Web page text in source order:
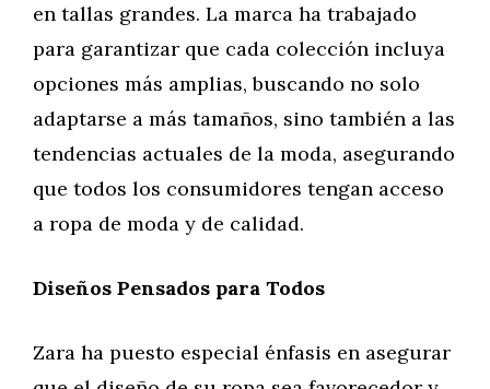
en tallas grandes. La marca ha trabajado
para garantizar que cada colección incluya
opciones más amplias, buscando no solo
adaptarse a más tamaños, sino también a las
tendencias actuales de la moda, asegurando
que todos los consumidores tengan acceso
a ropa de moda y de calidad.
Diseños Pensados para Todos
Zara ha puesto especial énfasis en asegurar